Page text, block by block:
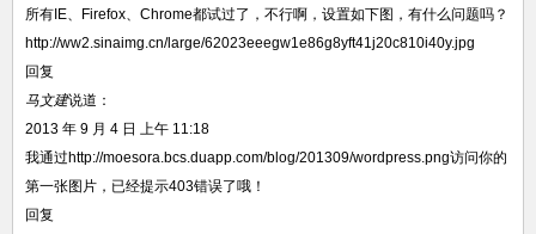
所有IE、Firefox、Chrome都试过了，不行啊，设置如下图，有什么问题吗？
http://ww2.sinaimg.cn/large/62023eeegw1e86g8yft41j20c810i40y.jpg
回复
马文建说道：
2013 年 9 月 4 日 上午 11:18
我通过http://moesora.bcs.duapp.com/blog/201309/wordpress.png访问你的
第一张图片，已经提示403错误了哦！
回复